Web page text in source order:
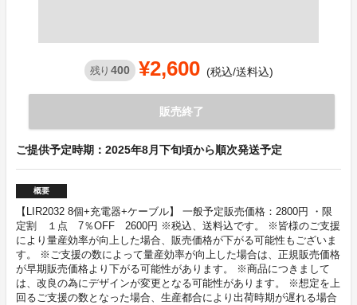
残り 400 ¥2,600 (税込/送料込)
販売終了
ご提供予定時期：2025年8月下旬頃から順次発送予定
概要
【LIR2032 8個+充電器+ケーブル】 一般予定販売価格：2800円 ・限
定割 １点 7％OFF 2600円 ※税込、送料込です。 ※皆様のご支援
により量産効率が向上した場合、販売価格が下がる可能性もございま
す。 ※ご支援の数によって量産効率が向上した場合は、正規販売価格
が早期販売価格より下がる可能性があります。 ※商品につきまして
は、改良の為にデザインが変更となる可能性があります。 ※想定を上
回るご支援の数となった場合、生産都合により出荷時期が遅れる場合